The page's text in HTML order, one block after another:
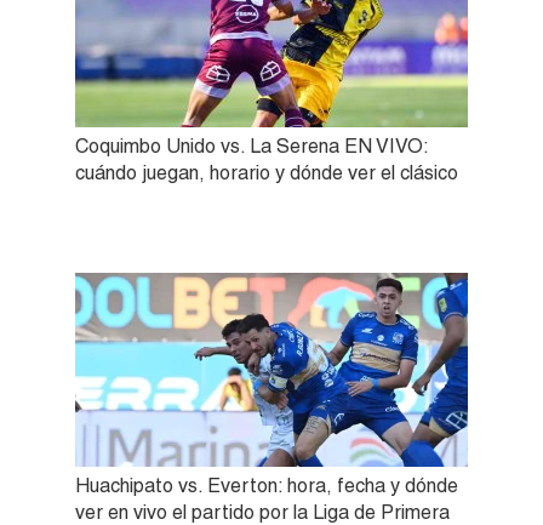
Coquimbo Unido vs. La Serena EN VIVO:
cuándo juegan, horario y dónde ver el clásico
Huachipato vs. Everton: hora, fecha y dónde
ver en vivo el partido por la Liga de Primera